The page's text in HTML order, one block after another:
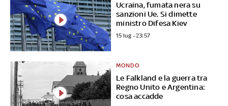
Ucraina, fumata nera su
sanzioni Ue. Si dimette
ministro Difesa Kiev
15 lug - 23:57
Le Falkland e la guerra tra
Regno Unito e Argentina:
cosa accadde
MONDO